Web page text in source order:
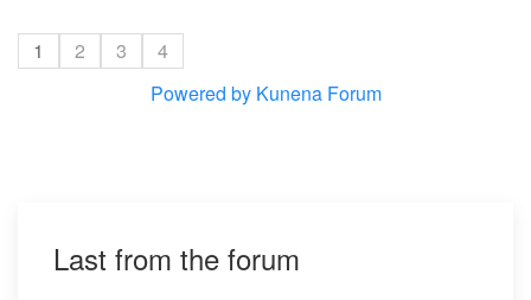
1 2 3
4
Powered by Kunena Forum
Last from the forum